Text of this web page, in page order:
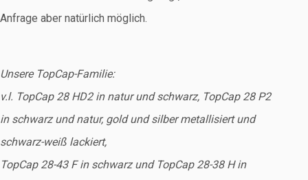
Anfrage aber natürlich möglich.
Unsere TopCap-Familie:
v.l. TopCap 28 HD2 in natur und schwarz, TopCap 28 P2
in schwarz und natur, gold und silber metallisiert und
schwarz-weiß lackiert,
TopCap 28-43 F in schwarz und TopCap 28-38 H in